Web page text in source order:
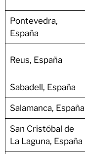
Pontevedra,
España
Reus, España
Sabadell, España
Salamanca, España
San Cristóbal de
La Laguna, España